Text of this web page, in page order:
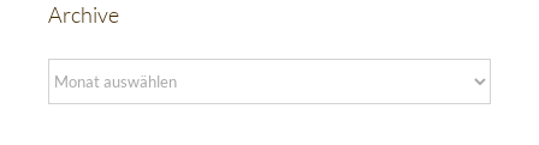
Archive
Archive